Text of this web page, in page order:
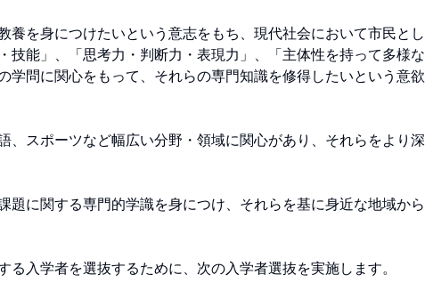
を身につけたいという意志をもち、現代社会において市民とし
能」、「思考力・判断力・表現力」、「主体性を持って多様な
学問に関心をもって、それらの専門知識を修得したいという意欲
スポーツなど幅広い分野・領域に関心があり、それらをより深
に関する専門的学識を身につけ、それらを基に身近な地域から
入学者を選抜するために、次の入学者選抜を実施します。